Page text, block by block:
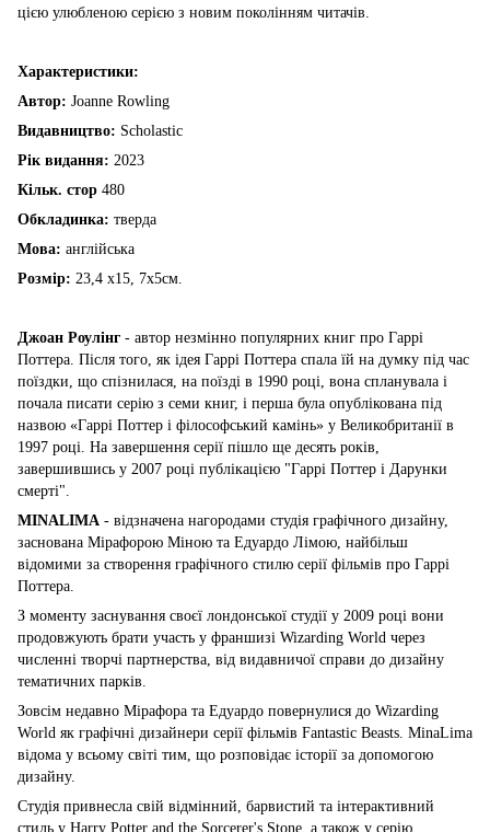
цією улюбленою серією з новим поколінням читачів.
Характеристики:
Автор: Joanne Rowling
Видавництво: Scholastic
Рік видання: 2023
Кільк. стор 480
Обкладинка: тверда
Мова: англійська
Розмір: 23,4 х15, 7х5см.
Джоан Роулінг - автор незмінно популярних книг про Гаррі
Поттера. Після того, як ідея Гаррі Поттера спала їй на думку під час
поїздки, що спізнилася, на поїзді в 1990 році, вона спланувала і
почала писати серію з семи книг, і перша була опублікована під
назвою «Гаррі Поттер і філософський камінь» у Великобританії в
1997 році. На завершення серії пішло ще десять років,
завершившись у 2007 році публікацією "Гаррі Поттер і Дарунки
смерті".
MINALIMA - відзначена нагородами студія графічного дизайну,
заснована Мірафорою Міною та Едуардо Лімою, найбільш
відомими за створення графічного стилю серії фільмів про Гаррі
Поттера.
З моменту заснування своєї лондонської студії у 2009 році вони
продовжують брати участь у франшизі Wizarding World через
численні творчі партнерства, від видавничої справи до дизайну
тематичних парків.
Зовсім недавно Мірафора та Едуардо повернулися до Wizarding
World як графічні дизайнери серії фільмів Fantastic Beasts. MinaLima
відома у всьому світі тим, що розповідає історії за допомогою
дизайну.
Студія привнесла свій відмінний, барвистий та інтерактивний
стиль у Harry Potter and the Sorcerer's Stone, а також у серію